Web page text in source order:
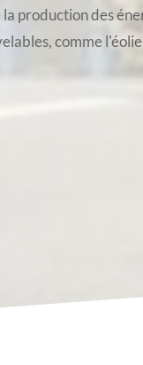
production des
comme